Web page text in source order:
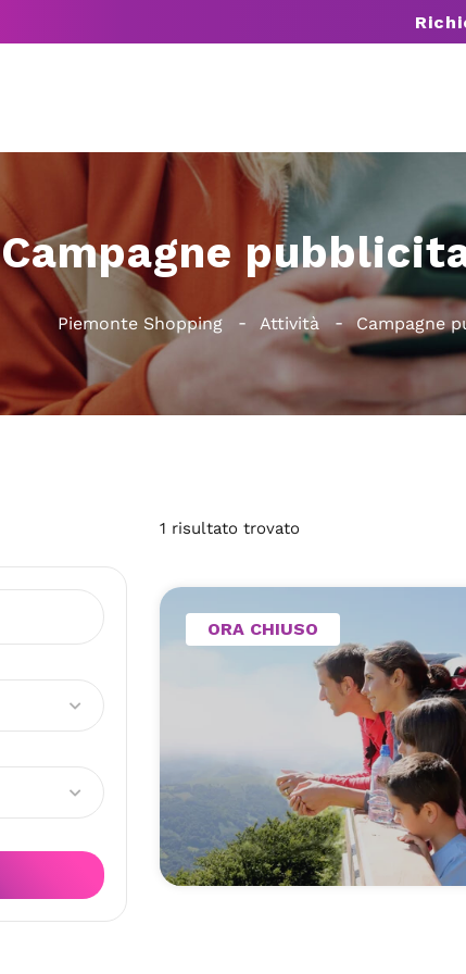
Campagne
Piemonte Shopping Attività Campagne
1 risultato trovato
ORA CHIUSO